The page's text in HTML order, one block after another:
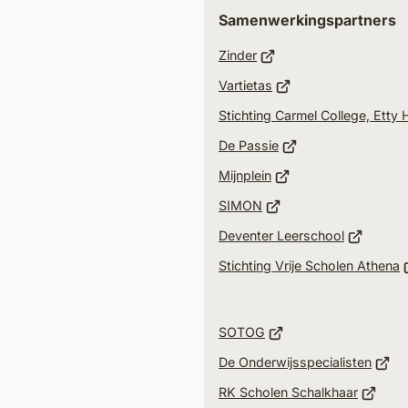
Samenwerkingspartners
Zinder(Verwijst
naar
een
externe
website)
Vartietas (Verwijst
naar
externe
website)
Stichting Carmel College, Etty
De Passie(Verwijst
naar
een
website)
Mijnplein(Verwijst
naar
een
externe
website)
SIMON (Verwijst
naar
externe
Deventer Leerschool(Verwijst
naar
Stichting Vrije Scholen Athena
SOTOG (Verwijst
naar
externe
De Onderwijsspecialisten
naar
RK Scholen Schalkhaar